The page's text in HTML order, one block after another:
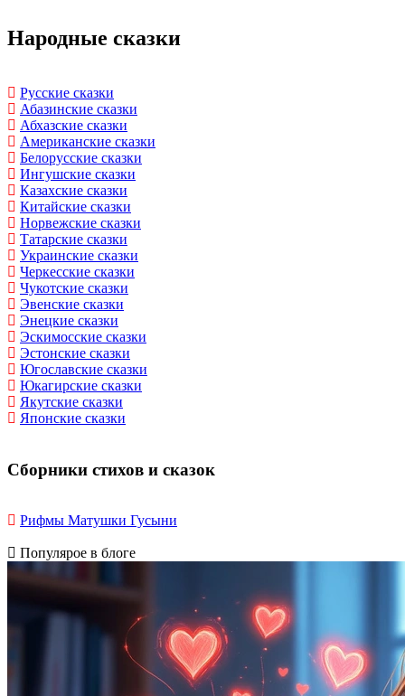
Народные сказки
Русские сказки
Абазинские сказки
Абхазские сказки
Американские сказки
Белорусские сказки
Ингушские сказки
Казахские сказки
Китайские сказки
Норвежские сказки
Татарские сказки
Украинские сказки
Черкесские сказки
Чукотские сказки
Эвенские сказки
Энецкие сказки
Эскимосские сказки
Эстонские сказки
Югославские сказки
Юкагирские сказки
Якутские сказки
Японские сказки
Сборники стихов и сказок
Рифмы Матушки Гусыни
Популярое в блоге